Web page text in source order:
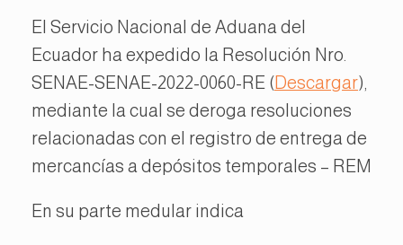
El Servicio Nacional de Aduana del
Ecuador ha expedido la Resolución Nro.
SENAE-SENAE-2022-0060-RE (Descargar),
mediante la cual se deroga resoluciones
relacionadas con el registro de entrega de
mercancías a depósitos temporales – REM
En su parte medular indica